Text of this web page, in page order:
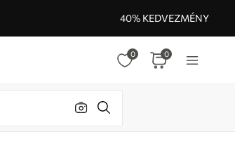
40% KEDVEZMÉNY
0 0